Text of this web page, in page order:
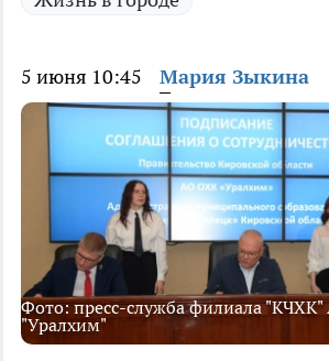
5 июня 10:45 Мария Зыкина
Фото: пресс-служба филиала
"Уралхим"